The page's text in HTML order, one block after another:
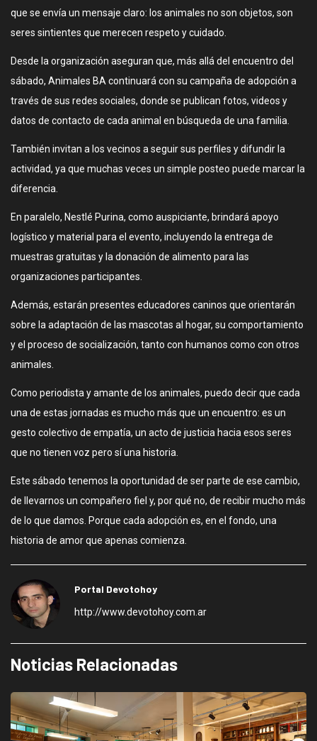
que se envía un mensaje claro: los animales no son objetos, son
seres sintientes que merecen respeto y cuidado.
Desde la organización aseguran que, más allá del encuentro del
sábado, Animales BA continuará con su campaña de adopción a
través de sus redes sociales, donde se publican fotos, videos y
datos de contacto de cada animal en búsqueda de una familia.
También invitan a los vecinos a seguir sus perfiles y difundir la
actividad, ya que muchas veces un simple posteo puede marcar la
diferencia.
En paralelo, Nestlé Purina, como auspiciante, brindará apoyo
logístico y material para el evento, incluyendo la entrega de
muestras gratuitas y la donación de alimento para las
organizaciones participantes.
Además, estarán presentes educadores caninos que orientarán
sobre la adaptación de las mascotas al hogar, su comportamiento
y el proceso de socialización, tanto con humanos como con otros
animales.
Como periodista y amante de los animales, puedo decir que cada
una de estas jornadas es mucho más que un encuentro: es un
gesto colectivo de empatía, un acto de justicia hacia esos seres
que no tienen voz pero sí una historia.
Este sábado tenemos la oportunidad de ser parte de ese cambio,
de llevarnos un compañero fiel y, por qué no, de recibir mucho más
de lo que damos. Porque cada adopción es, en el fondo, una
historia de amor que apenas comienza.
Portal Devotohoy
http://www.devotohoy.com.ar
Noticias Relacionadas